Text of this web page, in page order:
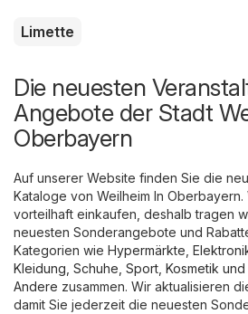
Limette
Die neuesten
Angebote der Stadt
Oberbayern
Auf unserer Website finden Sie die
Kataloge von Weilheim In Oberbayern.
vorteilhaft einkaufen, deshalb tragen
neuesten Sonderangebote und
Kategorien wie Hypermärkte
Kleidung, Schuhe, Sport Kosmetik
Andere zusammen. Wir aktualisieren
damit Sie jederzeit die neuesten